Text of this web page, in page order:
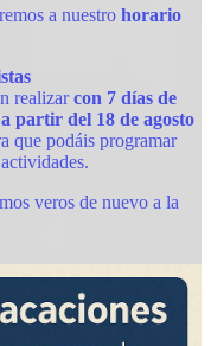
a nuestro horario
realizarcon 7 días de
a partir del 18 de agosto
que podáis programar
veros de nuevo a la